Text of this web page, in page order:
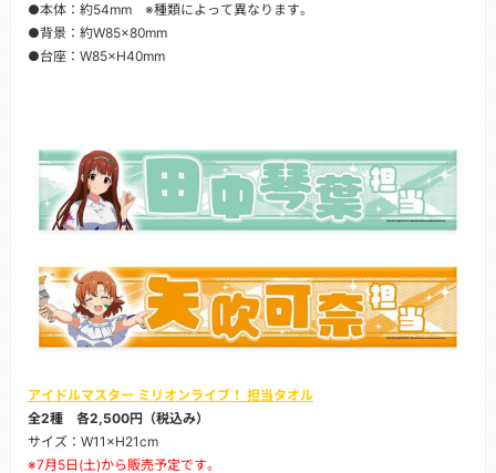
●本体：約54mm ※種類によって異なります。
●背景：約W85×80mm
●台座：W85×H40mm
アイドルマスター ミリオンライブ！ 担当タオル
全2種 各2,500円（税込み）
サイズ：W11×H21cm
※7月5日(土)から販売予定です。